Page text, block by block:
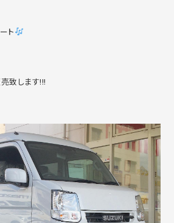
ト
致します!!!